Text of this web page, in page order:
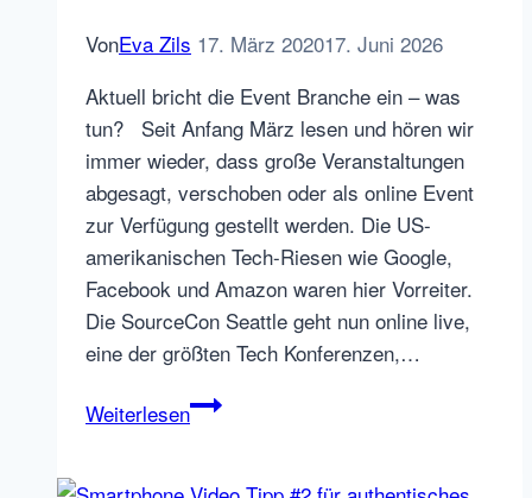
VonEva Zils 17. März 202017. Juni 2026
Aktuell bricht die Event Branche ein – was
tun? Seit Anfang März lesen und hören wir
immer wieder, dass große Veranstaltungen
abgesagt, verschoben oder als online Event
zur Verfügung gestellt werden. Die US-
amerikanischen Tech-Riesen wie Google,
Facebook und Amazon waren hier Vorreiter.
Die SourceCon Seattle geht nun online live,
eine der größten Tech Konferenzen,…
WeiterlesenWie